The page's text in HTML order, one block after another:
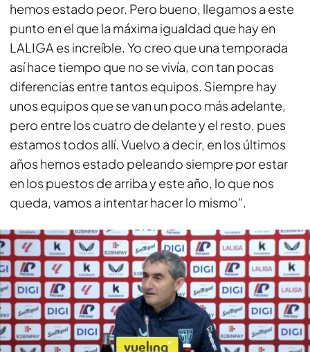
hemos estado peor. Pero bueno, llegamos a este
punto en el que la máxima igualdad que hay en
LALIGA es increíble. Yo creo que una temporada
así hace tiempo que no se vivía, con tan pocas
diferencias entre tantos equipos. Siempre hay
unos equipos que se van un poco más adelante,
pero entre los cuatro de delante y el resto, pues
estamos todos allí. Vuelvo a decir, en los últimos
años hemos estado peleando siempre por estar
en los puestos de arriba y este año, lo que nos
queda, vamos a intentar hacer lo mismo".